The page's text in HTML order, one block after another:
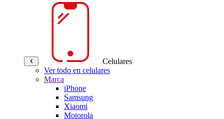
Celulares
Ver todo en celulares
Marca
iPhone
Samsung
Xiaomi
Motorola